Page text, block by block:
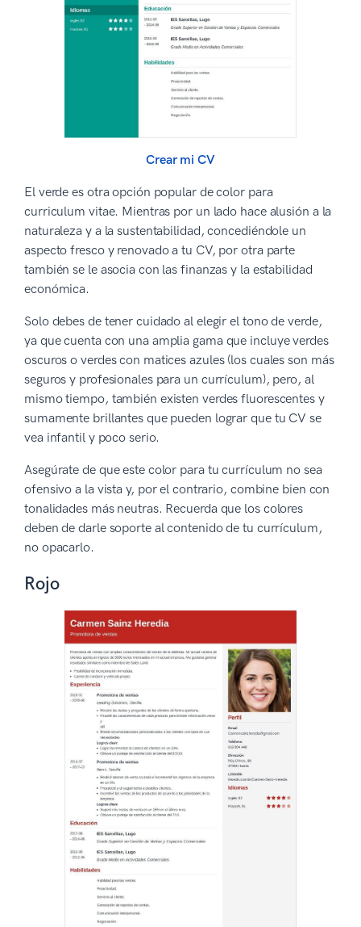
Crear mi CV
El verde es otra opción popular de color para
curriculum vitae. Mientras por un lado hace alusión a la
naturaleza y a la sustentabilidad, concediéndole un
aspecto fresco y renovado a tu CV, por otra parte
también se le asocia con las finanzas y la estabilidad
económica.
Solo debes de tener cuidado al elegir el tono de verde,
ya que cuenta con una amplia gama que incluye verdes
oscuros o verdes con matices azules (los cuales son más
seguros y profesionales para un currículum), pero, al
mismo tiempo, también existen verdes fluorescentes y
sumamente brillantes que pueden lograr que tu CV se
vea infantil y poco serio.
Asegúrate de que este color para tu currículum no sea
ofensivo a la vista y, por el contrario, combine bien con
tonalidades más neutras. Recuerda que los colores
deben de darle soporte al contenido de tu currículum,
no opacarlo.
Rojo